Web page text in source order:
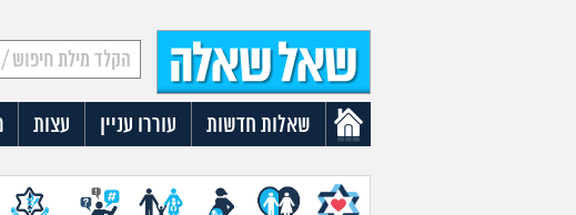
שאלות חדשות עוררו עניין עצות